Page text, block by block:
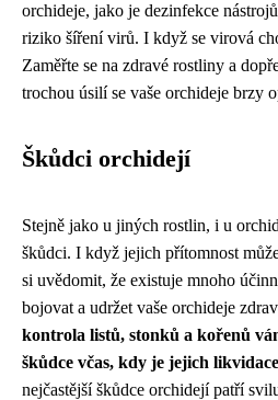
orchideje, jako je dezinfekce
riziko šíření virů. I když se virová
Zaměřte se na zdravé rostliny a
trochou úsilí se vaše orchideje brzy
Škůdci orchidejí
Stejně jako u jiných rostlin, i u
škůdci. I když jejich přítomnost
si uvědomit, že existuje mnoho
bojovat a udržet vaše orchideje
kontrola listů, stonků a kořenů
škůdce včas, kdy je jejich
nejčastější škůdce orchidejí patří